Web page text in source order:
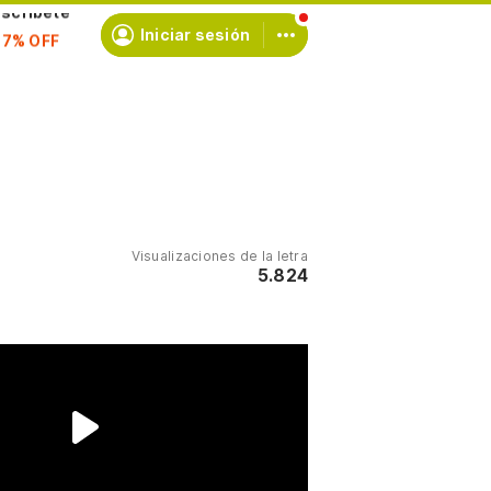
Iniciar sesión
Visualizaciones de la letra
5.824